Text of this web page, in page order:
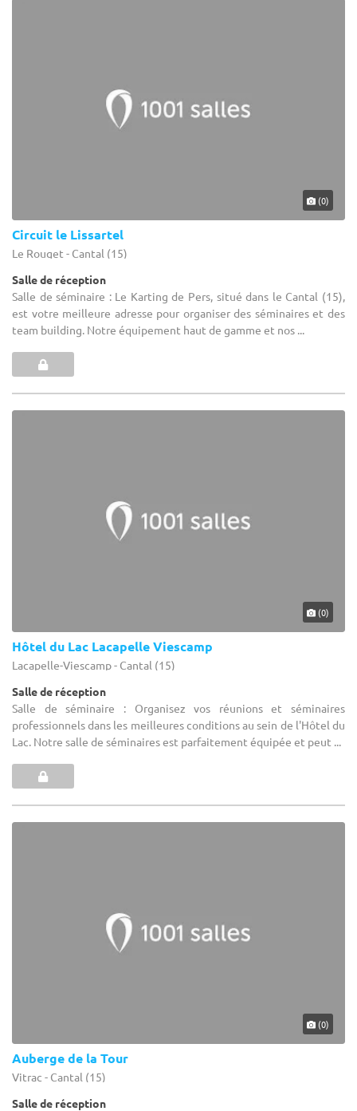
(0)
Circuit le Lissartel
Le Rouget - Cantal (15)
Salle de réception
Salle de séminaire : Le Karting de Pers, situé dans le Cantal (15),
est votre meilleure adresse pour organiser des séminaires et des
team building. Notre équipement haut de gamme et nos ...
(0)
Hôtel du Lac Lacapelle Viescamp
Lacapelle-Viescamp - Cantal (15)
Salle de réception
Salle de séminaire : Organisez vos réunions et séminaires
professionnels dans les meilleures conditions au sein de l'Hôtel du
Lac. Notre salle de séminaires est parfaitement équipée et peut ...
(0)
Auberge de la Tour
Vitrac - Cantal (15)
Salle de réception